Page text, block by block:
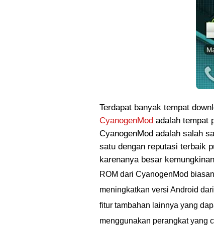
Terdapat banyak tempat
CyanogenMod adalah tempat
CyanogenMod adalah salah
satu dengan reputasi terbaik
karenanya besar
ROM dari CyanogenMod
meningkatkan versi Android
fitur tambahan lainnya yang
menggunakan perangkat yang